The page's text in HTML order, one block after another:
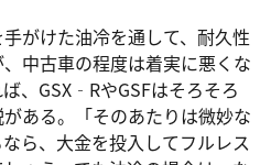
がけた油冷を通して、耐久性
中古車の程度は着実に悪くな
、GSX‐RやGSFはそろそろ
ある。「そのあたりは微妙な
ら、大金を投入してフルレス